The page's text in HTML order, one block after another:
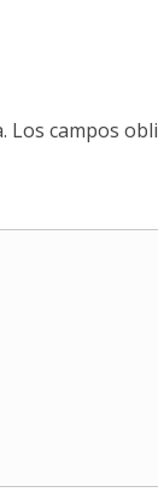
Los campos